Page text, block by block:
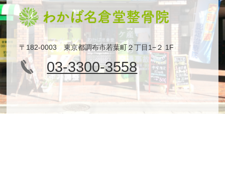
〒182-0003 東京都調布市若葉町２丁目1−２ 1F
03-3300-3558